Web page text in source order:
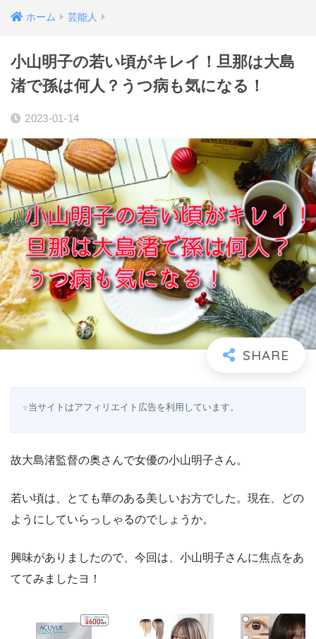
ホーム 芸能人
小山明子の若い頃がキレイ！旦那は大島
渚で孫は何人？うつ病も気になる！
2023-01-14
☆当サイトはアフィリエイト広告を利用しています。
故大島渚監督の奥さんで女優の小山明子さん。
若い頃は、とても華のある美しいお方でした。現在、どの
ようにしていらっしゃるのでしょうか。
興味がありましたので、今回は、小山明子さんに焦点をあ
ててみましたヨ！